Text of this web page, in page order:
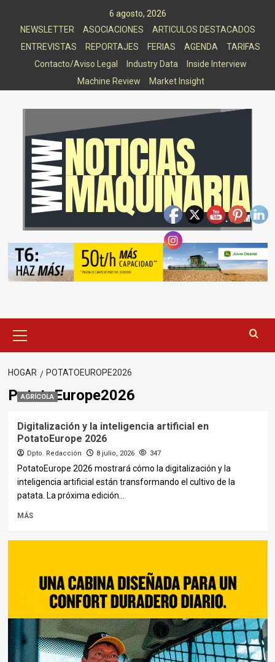
6 agosto, 2026
NEWSLETTER
ASOCIACIONES
ARTICULOS DESTACADOS
ENTREVISTAS
REPORTAJES FERIAS AGENDA
TARIFAS
Contacto/Aviso Legal
Industry Data
Inside Interview
Machine Review
Market Insight
principal
HOGAR POTATOEUROPE2026
PotatoEurope2026
AGRÍCOLA
Digitalización y la inteligencia artificial en
PotatoEurope 2026
Dpto. Redacción 8 julio, 2026 347
PotatoEurope 2026 mostrará cómo la digitalización y la
inteligencia artificial están transformando el cultivo de la
patata. La próxima edición...
MÁS